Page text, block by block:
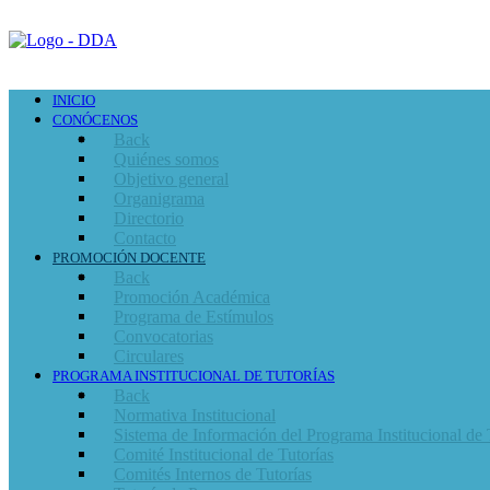
INICIO
CONÓCENOS
Back
Quiénes somos
Objetivo general
Organigrama
Directorio
Contacto
PROMOCIÓN DOCENTE
Back
Promoción Académica
Programa de Estímulos
Convocatorias
Circulares
PROGRAMA INSTITUCIONAL DE TUTORÍAS
Back
Normativa Institucional
Sistema de Información del Programa Institucional de
Comité Institucional de Tutorías
Comités Internos de Tutorías